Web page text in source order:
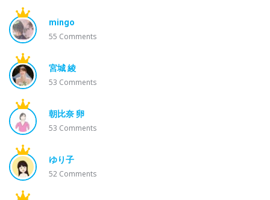
mingo
55 Comments
宮城 綾
53 Comments
朝比奈 卵
53 Comments
ゆり子
52 Comments